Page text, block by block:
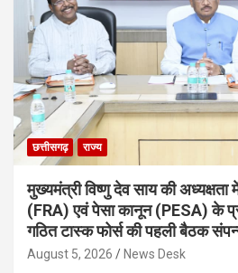
छत्तीसगढ़ राज्य
मुख्यमंत्री विष्णु देव साय की
(FRA) एवं पेसा कानून (PESA) के
गठित टास्क फोर्स की पहली बैठक
August 5, 2026 News Desk